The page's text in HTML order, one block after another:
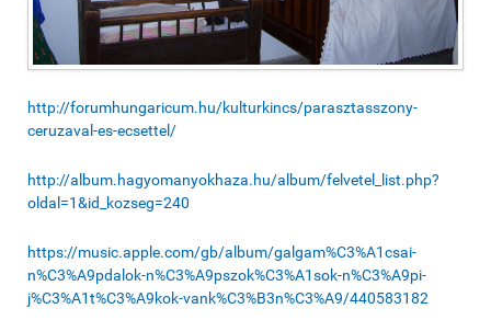
http://forumhungaricum.hu/kulturkincs/parasztasszony-
ceruzaval-es-ecsettel/
http://album.hagyomanyokhaza.hu/album/felvetel_list.php?
oldal=1&id_kozseg=240
https://music.apple.com/gb/album/galgam%C3%A1csai-
n%C3%A9pdalok-n%C3%A9pszok%C3%A1sok-n%C3%A9pi-
j%C3%A1t%C3%A9kok-vank%C3%B3n%C3%A9/440583182